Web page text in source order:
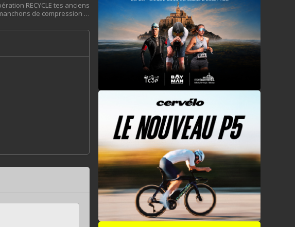
RECYCLE tes anciens
de compression …